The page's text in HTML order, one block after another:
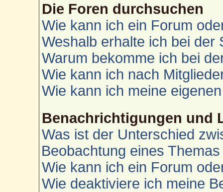
Die Foren durchsuchen
Wie kann ich ein Forum
Weshalb erhalte ich bei der
Warum bekomme ich bei
Wie kann ich nach
Wie kann ich meine
Benachrichtigungen und
Was ist der Unterschied
Beobachtung eines
Wie kann ich ein Forum
Wie deaktiviere ich meine